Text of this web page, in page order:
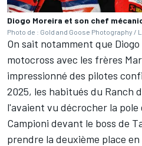
Diogo Moreira et son chef
Photo de : Gold and Goose Photography /
On sait notamment que
motocross avec les frères
impressionné des pilotes
2025, les habitués du Ranch
l'avaient vu décrocher la pole
Campioni devant le boss de
prendre la deuxième place